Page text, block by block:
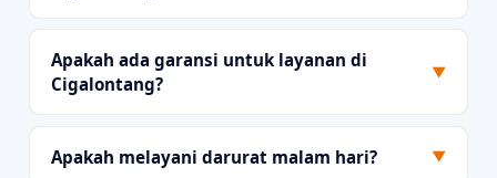
Apakah ada garansi untuk layanan di
Cigalontang?
▼
Apakah melayani darurat malam hari? ▼